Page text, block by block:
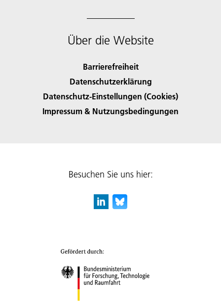
Über die Website
Barrierefreiheit
Datenschutzerklärung
Datenschutz-Einstellungen (Cookies)
Impressum & Nutzungsbedingungen
Besuchen Sie uns hier: